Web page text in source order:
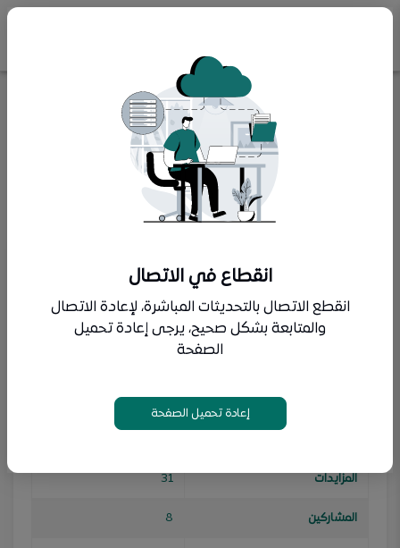
أرض سكنية بحي العرفاء (طيبة) رقم الصك
660667002286
الذهاب الى صفحة المزاد
تفاصيل المزاد
مزاد منتهي
المزايدات 31
المشاركين 8
انقطاع في الاتصال
انقطع الاتصال بالتحديثات المباشرة، لإعادة الاتصال
والمتابعة بشكل صحيح، يرجى إعادة تحميل
الصفحة
إعادة تحميل الصفحة